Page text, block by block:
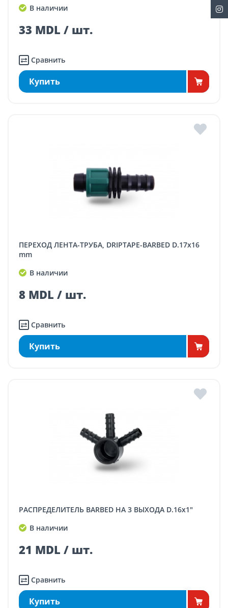
В наличии
33 MDL / шт.
Сравнить
Купить
ПЕРЕХОД ЛЕНТА-TРУБА, DRIPTAPE-BARBED D.17x16
mm
В наличии
8 MDL / шт.
Сравнить
Купить
РАСПРЕДЕЛИТЕЛЬ BARBED НА 3 ВЫХОДА D.16x1"
В наличии
21 MDL / шт.
Сравнить
Купить